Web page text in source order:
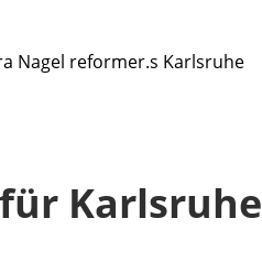
Karlsruhe